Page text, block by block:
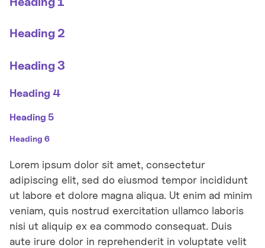
Heading 2
Heading 3
Heading 4
Heading 5
Heading 6
Lorem ipsum dolor sit amet, consectetur
adipiscing elit, sed do eiusmod tempor incididunt
ut labore et dolore magna aliqua. Ut enim ad minim
veniam, quis nostrud exercitation ullamco laboris
nisi ut aliquip ex ea commodo consequat. Duis
aute irure dolor in reprehenderit in voluptate velit